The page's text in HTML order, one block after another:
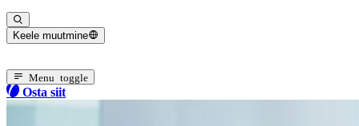
Keele muutmine
Menu toggle
Osta siit